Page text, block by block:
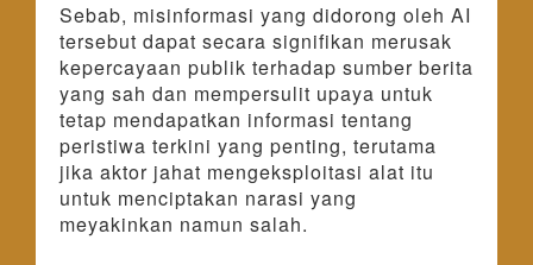
Sebab, misinformasi yang didorong oleh AI
tersebut dapat secara signifikan merusak
kepercayaan publik terhadap sumber berita
yang sah dan mempersulit upaya untuk
tetap mendapatkan informasi tentang
peristiwa terkini yang penting, terutama
jika aktor jahat mengeksploitasi alat itu
untuk menciptakan narasi yang
meyakinkan namun salah.